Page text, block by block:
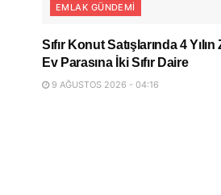
EMLAK GÜNDEMI
Sıfır Konut Satışlarında 4
Ev Parasına İki Sıfır Daire
9 AĞUSTOS 2026 - 04:16